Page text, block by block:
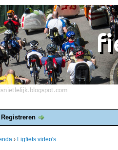
Registreren
› Ligfiets video's